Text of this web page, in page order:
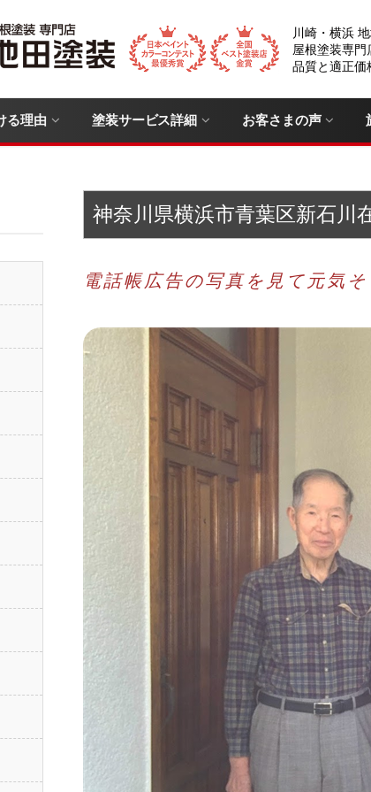
川崎・横浜
屋根塗装専
品質と適正価
る理由 塗装サービス詳細 お客さまの声
神奈川県横浜市青葉区新石
電話帳広告の写真を見て元気